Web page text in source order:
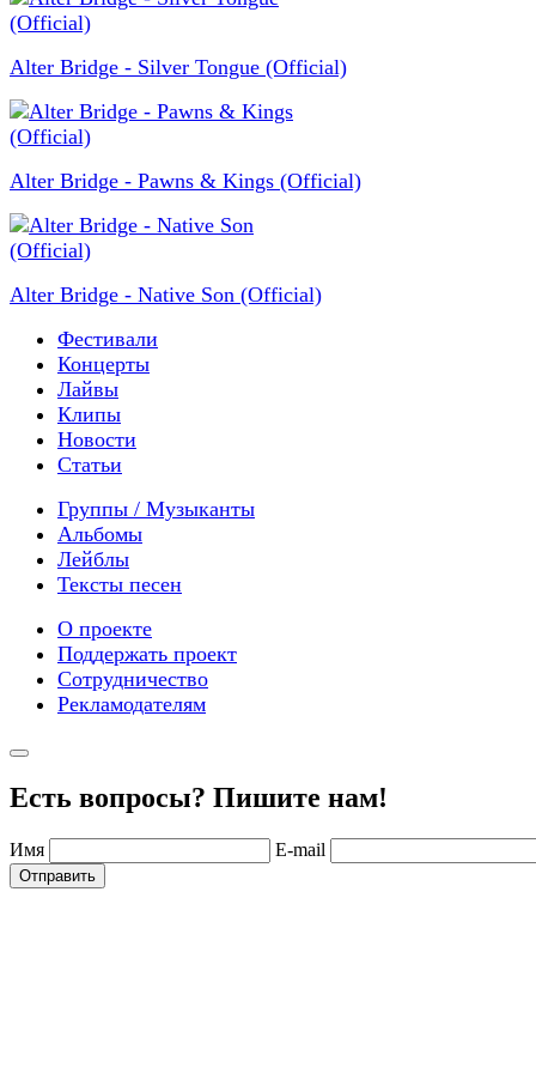
Alter Bridge - Silver Tongue (Official)
Alter Bridge - Pawns & Kings (Official)
Alter Bridge - Native Son (Official)
Фестивали
Концерты
Лайвы
Клипы
Новости
Статьи
Группы / Музыканты
Альбомы
Лейблы
Тексты песен
О проекте
Поддержать проект
Сотрудничество
Рекламодателям
Есть вопросы? Пишите нам!
Имя E-mail